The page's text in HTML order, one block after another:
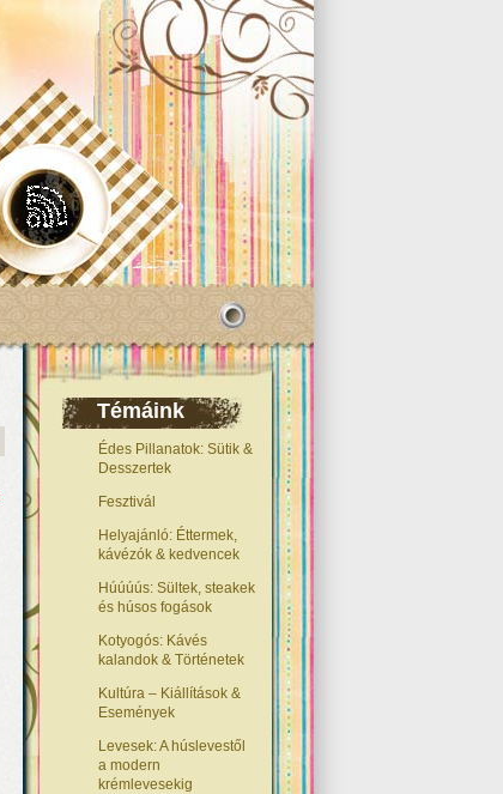
Témáink
Édes Pillanatok: Sütik &
Desszertek
Fesztivál
Helyajánló: Éttermek,
kávézók & kedvencek
Húúúús: Sültek, steakek
és húsos fogások
Kotyogós: Kávés
kalandok & Történetek
Kultúra – Kiállítások &
Események
Levesek: A húslevestől
a modern
krémlevesekig